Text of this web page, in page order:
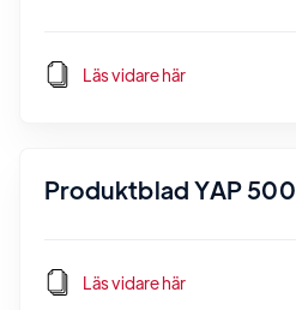
Läs vidare här
Produktblad YAP 500
Läs vidare här